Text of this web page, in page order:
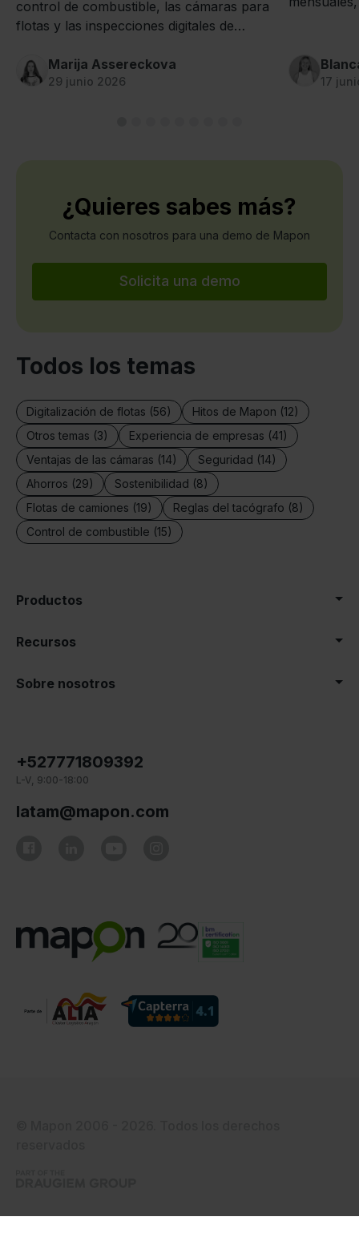
control de combustible, las cámaras para
flotas y las inspecciones digitales de
ahorrar varias horas cada día.
Marija Assereckova
29 junio 2026
más
17
¿Quieres sabes más?
Contacta con nosotros para una demo de Mapon
Solicita una demo
Todos los temas
Digitalización de flotas (56)
Hitos de Mapon (12)
Otros temas (3)
Experiencia de empresas (41)
Ventajas de las cámaras (14)
Seguridad (14)
Ahorros (29)
Sostenibilidad (8)
Flotas de camiones (19)
Reglas del tacógrafo (8)
Control de combustible (15)
Productos
Recursos
Sobre nosotros
+527771809392
L-V, 9:00-18:00
latam@mapon.com